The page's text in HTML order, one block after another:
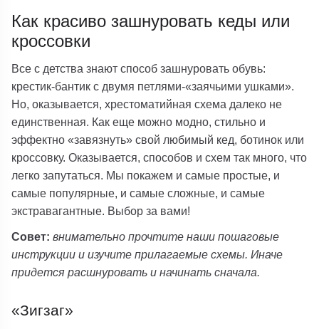
Как красиво зашнуровать кеды или
кроссовки
Все с детства знают способ зашнуровать обувь:
крестик-бантик с двумя петлями-«заячьими ушками».
Но, оказывается, хрестоматийная схема далеко не
единственная. Как еще можно модно, стильно и
эффектно «завязнуть» свой любимый кед, ботинок или
кроссовку. Оказывается, способов и схем так много, что
легко запутаться. Мы покажем и самые простые, и
самые популярные, и самые сложные, и самые
экстравагантные. Выбор за вами!
Совет: внимательно прочтите наши пошаговые
инструкции и изучите прилагаемые схемы. Иначе
придется расшнуровать и начинать сначала.
«Зигзаг»